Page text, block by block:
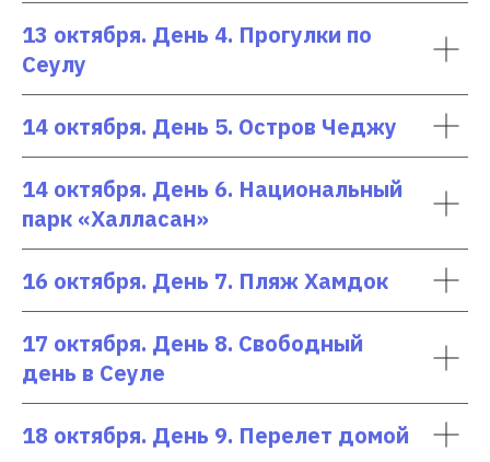
13 октября. День 4. Прогулки по
Сеулу
14 октября. День 5. Остров Чеджу
14 октября. День 6. Национальный
парк «Халласан»
16 октября. День 7. Пляж Хамдок
17 октября. День 8. Свободный
день в Сеуле
18 октября. День 9. Перелет домой